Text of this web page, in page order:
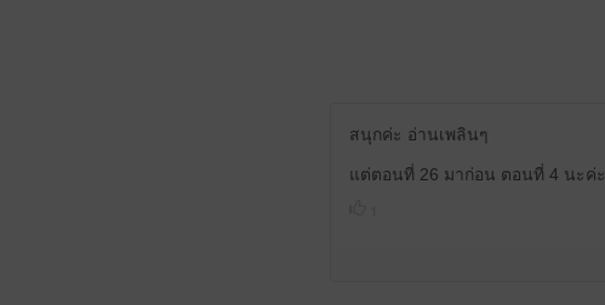
สนุกค่ะ อ่านเพลินๆ
แต่ตอนที่ 26 มาก่อน ตอนที่ 4 นะค่ะ